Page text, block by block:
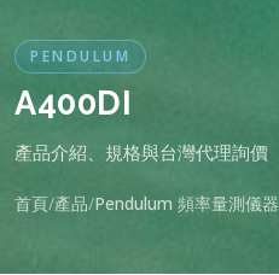
PENDULUM
A400DI
產品介紹、規格與台灣代理詢價
首頁 產品 Pendulum 頻率量測儀器